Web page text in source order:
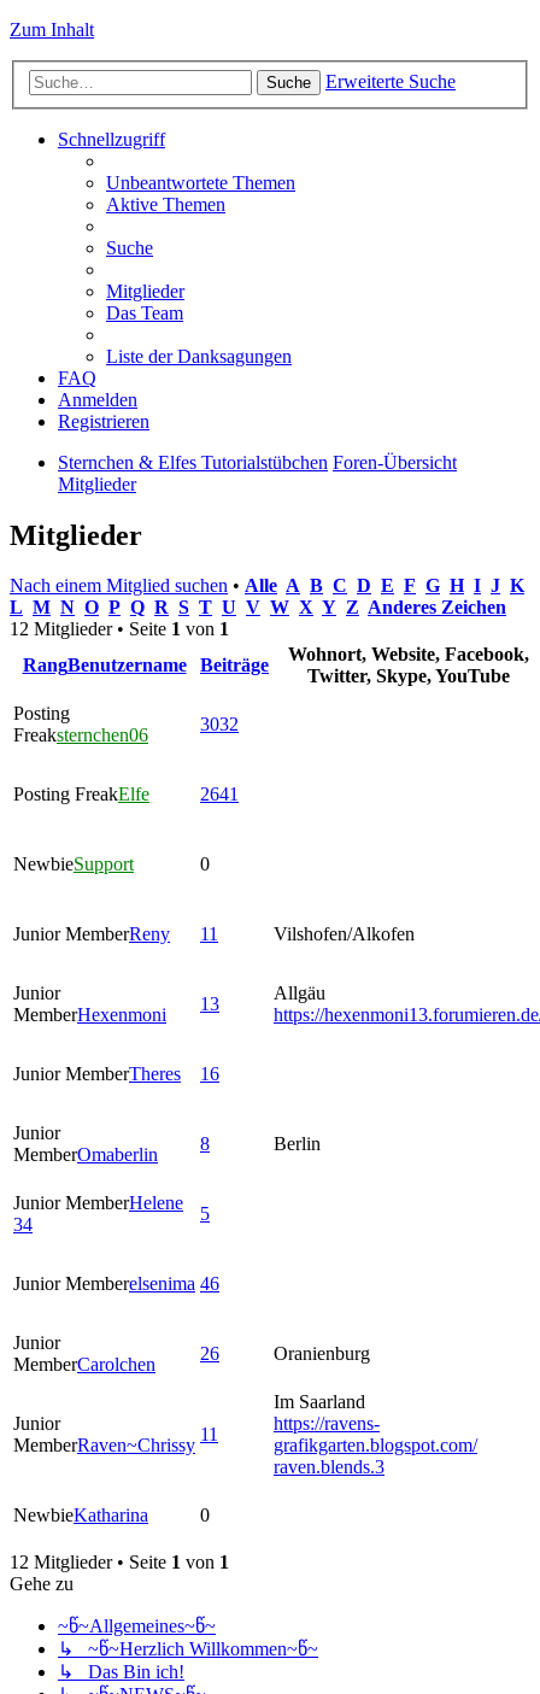
Zum Inhalt
Suche Erweiterte Suche
Schnellzugriff
Unbeantwortete Themen
Aktive Themen
Suche
Mitglieder
Das Team
Liste der Danksagungen
FAQ
Anmelden
Registrieren
Sternchen & Elfes Tutorialstübchen Foren-Übersicht
Mitglieder
Mitglieder
Nach einem Mitglied suchen • Alle A B C D E F G H I J K
L M N O P Q R S T U V W X Y Z Anderes Zeichen
12 Mitglieder • Seite 1 von 1
RangBenutzername Beiträge
Wohnort, Website, Facebook,
Twitter, Skype, YouTube
Posting
Freaksternchen06
3032
Posting FreakElfe 2641
NewbieSupport 0
Junior MemberReny 11 Vilshofen/Alkofen
Junior
MemberHexenmoni
13
Allgäu
https://
Junior MemberTheres 16
Junior
MemberOmaberlin
8 Berlin
Junior MemberHelene
34
5
Junior Memberelsenima 46
Junior
MemberCarolchen
26 Oranienburg
Junior
MemberRaven~Chrissy
11
Im Saarland
https://ravens-
grafikgarten.blogspot.com/
raven.blends.3
NewbieKatharina 0
12 Mitglieder • Seite 1 von 1
Gehe zu
~წ~Allgemeines~წ~
↳ ~წ~Herzlich Willkommen~წ~
↳ Das Bin ich!